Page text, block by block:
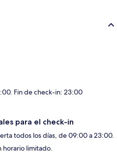
Fin de check-in: 23:00
para el check-in
todos los días, de 09:00 a 23:00.
horario limitado.